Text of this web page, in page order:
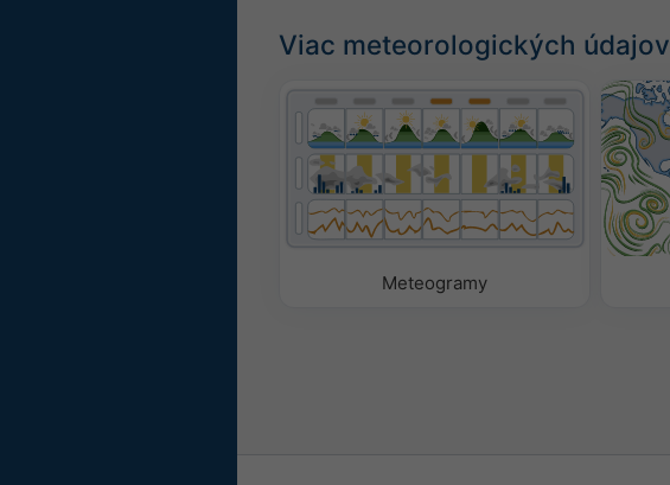
Viac meteorologických údajov
Meteogramy